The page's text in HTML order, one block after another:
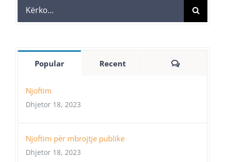
Search
for:
Popular Recent Comments
Njoftim
Dhjetor 18, 2023
Njoftim për mbrojtje publike
Dhjetor 18, 2023